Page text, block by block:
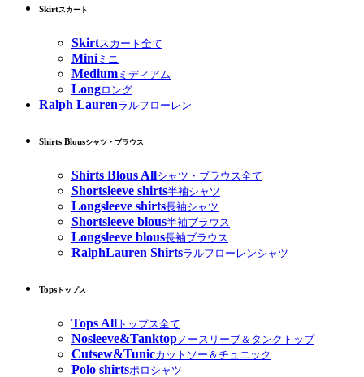
Skirtスカート
Skirtスカート全て
Miniミニ
Medium ミディアム
Longロング
Ralph Laurenラルフローレン
Shirts Blousシャツ・ブラウス
Shirts Blous Allシャツ・ブラウス全て
Shortsleeve shirts半袖シャツ
Longsleeve shirts長袖シャツ
Shortsleeve blous半袖ブラウス
Longsleeve blous長袖ブラウス
RalphLauren Shirtsラルフローレンシャツ
Tops トップス
Tops All トップス全て
Nosleeve&Tanktopノースリーブ＆タンクトップ
Cutsew&Tunicカットソー＆チュニック
Polo shirtsポロシャツ